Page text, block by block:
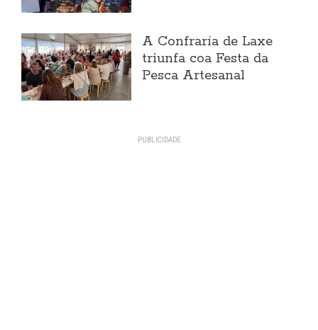
A Confraría de Laxe
triunfa coa Festa da
Pesca Artesanal